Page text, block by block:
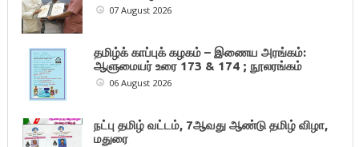
07 August 2026
தமிழ்க் காப்புக் கழகம் – இணைய அரங்கம்:
ஆளுமையர் உரை 173 & 174 ; நூலரங்கம்
06 August 2026
நட்பு தமிழ் வட்டம், 7ஆவது ஆண்டு தமிழ் விழா,
மதுரை